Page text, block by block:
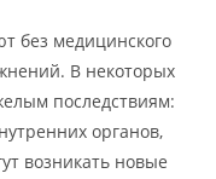
без медицинского
В некоторых
последствиям:
органов,
возникать новые